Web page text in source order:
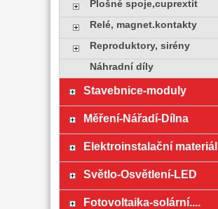
Plošné spoje,cuprextit
Relé, magnet.kontakty
Reproduktory, sirény
Náhradní díly
Stavebnice-moduly
Měření-Nářadí-Dílna
Elektroinstalační materiál
Světlo-Osvětlení-LED
Fotovoltaika-solární....